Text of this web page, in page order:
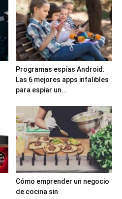
Programas espías Android:
Las 6 mejores apps infalibles
para espiar un...
Cómo emprender un negocio
de cocina sin